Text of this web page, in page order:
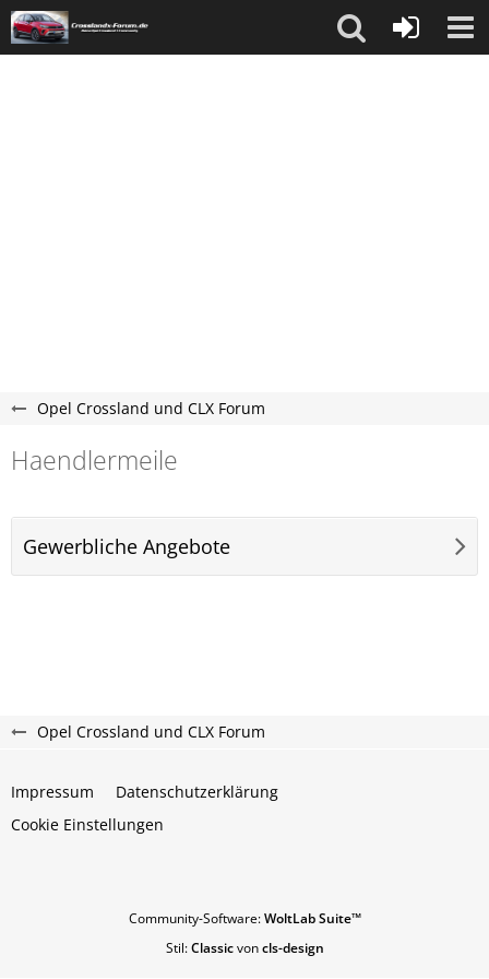
Opel Crossland und CLX Forum
Haendlermeile
Gewerbliche Angebote
Opel Crossland und CLX Forum
Impressum
Datenschutzerklärung
Cookie Einstellungen
Community-Software:WoltLab Suite™
Stil:Classicvoncls-design